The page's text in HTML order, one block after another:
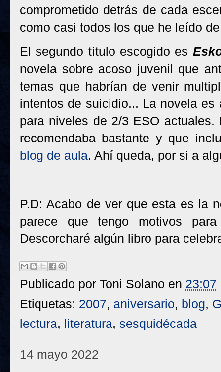
comprometido detrás de cada
como casi todos los que he leído
El segundo título escogido es
novela sobre acoso juvenil que
temas que habrían de venir
intentos de suicidio... La novela
para niveles de 2/3 ESO
recomendaba bastante y que
blog de aula. Ahí queda, por si a
P.D: Acabo de ver que esta es la
parece que tengo motivos
Descorcharé algún libro para
Publicado por Toni Solano en 23:07
Etiquetas: 2007, aniversario, blog,
lectura, literatura, sesquidécada
14 mayo 2022